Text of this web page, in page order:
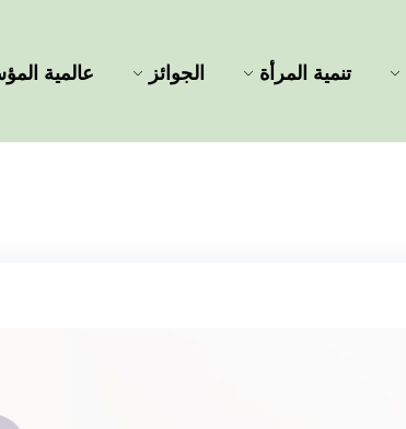
تنمية المرأة الجوائز عالمية